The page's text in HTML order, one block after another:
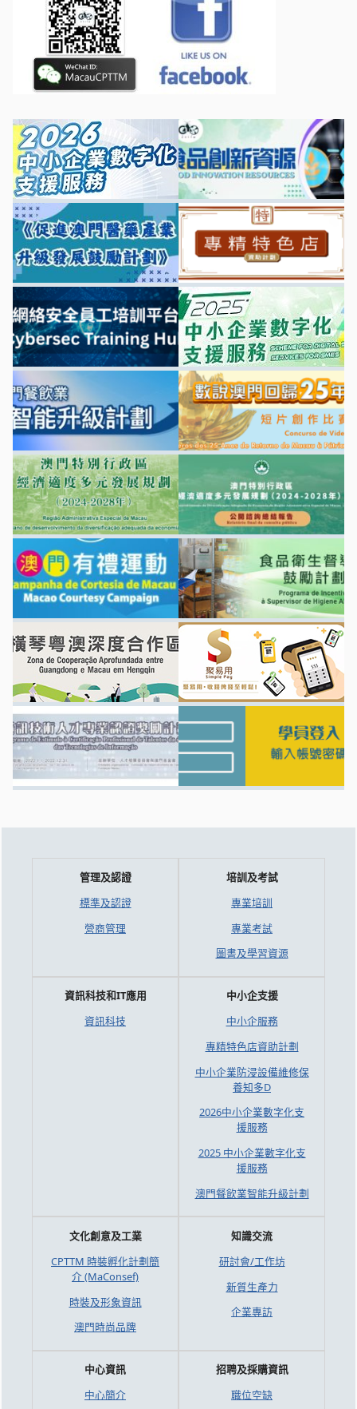
管理及認證
標準及認證
營商管理
培訓及考試
專業培訓
專業考試
圖書及學習資源
資訊科技和IT應用
資訊科技
中小企支援
中小企服務
專精特色店資助計劃
中小企業防浸設備維修保
養知多D
2026中小企業數字化支
援服務
2025 中小企業數字化支
援服務
澳門餐飲業智能升級計劃
文化創意及工業
CPTTM 時裝孵化計劃簡
介 (MaConsef)
時裝及形象資訊
澳門時尚品牌
知識交流
研討會/工作坊
新質生產力
企業專訪
中心資訊
中心簡介
招聘及採購資訊
職位空缺